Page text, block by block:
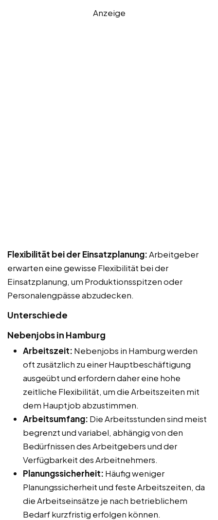
Anzeige
Flexibilität bei der Einsatzplanung:Arbeitgeber
erwarten eine gewisse Flexibilität bei der
Einsatzplanung, um Produktionsspitzen oder
Personalengpässe abzudecken.
Unterschiede
Nebenjobs in Hamburg
Arbeitszeit: Nebenjobs in Hamburg werden
oft zusätzlich zu einer Hauptbeschäftigung
ausgeübt und erfordern daher eine hohe
zeitliche Flexibilität, um die Arbeitszeiten mit
dem Hauptjob abzustimmen.
Arbeitsumfang: Die Arbeitsstunden sind meist
begrenzt und variabel, abhängig von den
Bedürfnissen des Arbeitgebers und der
Verfügbarkeit des Arbeitnehmers.
Planungssicherheit: Häufig weniger
Planungssicherheit und feste Arbeitszeiten, da
die Arbeitseinsätze je nach betrieblichem
Bedarf kurzfristig erfolgen können.